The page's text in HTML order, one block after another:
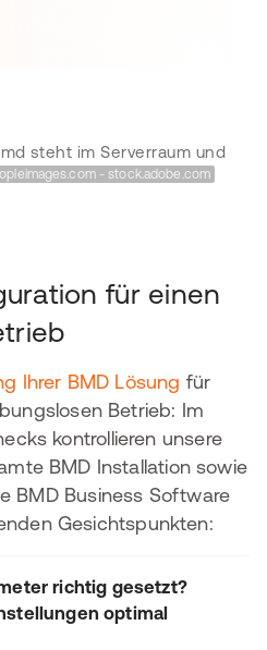
- stock.adobe.com
für einen
Ihrer BMD Lösung für
Betrieb: Im
kontrollieren unsere
BMD Installation sowie
BMD Business Software
Gesichtspunkten:
richtig gesetzt?
optimal